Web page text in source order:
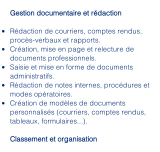
Gestion documentaire et rédaction
Rédaction de courriers, comptes rendus,
procès-verbaux et rapports.
Création, mise en page et relecture de
documents professionnels.
Saisie et mise en forme de documents
administratifs.
Rédaction de notes internes, procédures et
modes opératoires.
Création de modèles de documents
personnalisés (courriers, comptes rendus,
tableaux, formulaires...).
Classement et organisation